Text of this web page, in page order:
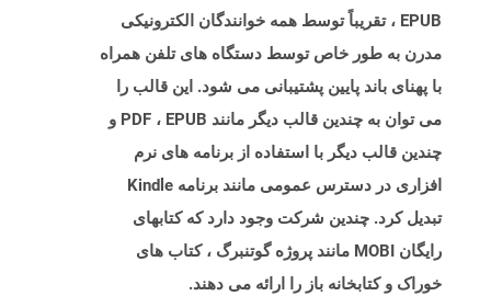
EPUB ، تقریباً توسط همه خوانندگان الکترونیکی
مدرن به طور خاص توسط دستگاه های تلفن همراه
با پهنای باند پایین پشتیبانی می شود. این قالب را
می توان به چندین قالب دیگر مانند PDF ، EPUB و
چندین قالب دیگر با استفاده از برنامه های نرم
افزاری در دسترس عمومی مانند برنامه Kindle
تبدیل کرد. چندین شرکت وجود دارد که کتابهای
رایگان MOBI مانند پروژه گوتنبرگ ، کتاب های
خوراک و کتابخانه باز را ارائه می دهند.